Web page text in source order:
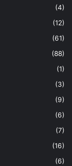
(4)
(12)
(61)
(88)
(1)
(3)
(9)
(6)
(7)
(16)
(6)